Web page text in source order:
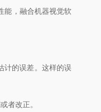
能，融合机器视觉软
的误差。这样的误
者改正。